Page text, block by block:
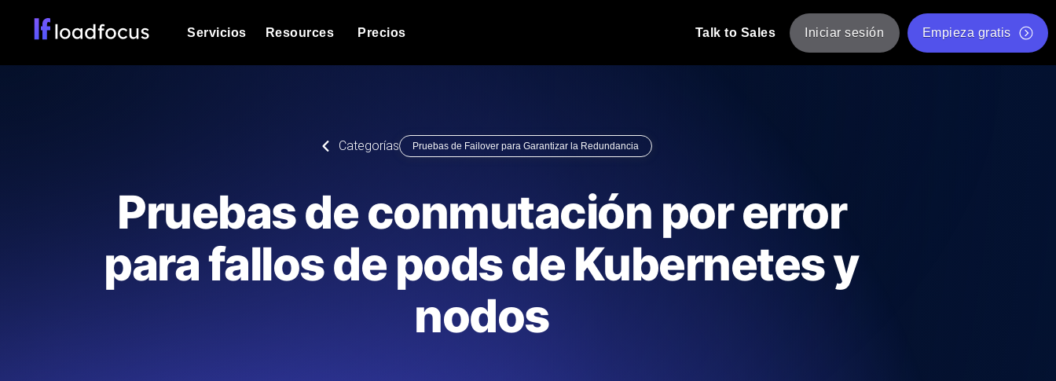
Servicios
ubicaciones cloud con análisis de IA.
tecnológico.
Load testing liderado por expertos: escribimos los scripts JMeter o k6,
los ejecutamos a escala y entregamos el informe.
Synthetic Monitoring
Sondas always-on de uptime y rendimiento desde 25+ ubicaciones.
Detecta caídas antes que tus usuarios.
Resources
Explorar categorías de
glosario
Explorar categorías de
alternativas
Blog de producto
Leer más en el blog
Leer más en el blog
Comprobador de estado de API
Lista de herramientas web gratuitas
Precios Talk to Sales Iniciar sesión Empieza gratis
Categorías Pruebas de Failover para Garantizar la Redundancia
Pruebas de conmutación por error
para fallos de pods de Kubernetes y
nodos